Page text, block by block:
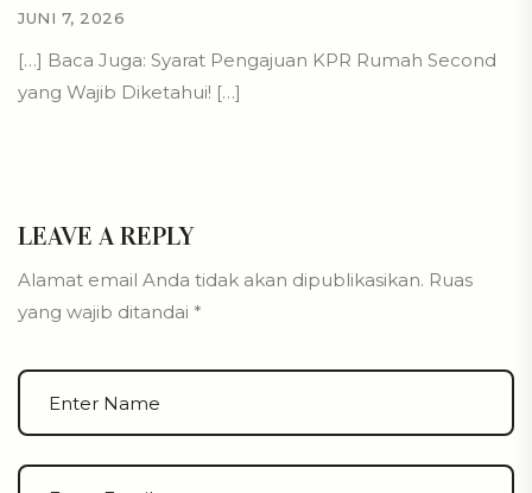
JUNI 7, 2026
[…] Baca Juga: Syarat Pengajuan KPR Rumah Second
yang Wajib Diketahui! […]
LEAVE A REPLY
Alamat email Anda tidak akan dipublikasikan. Ruas
yang wajib ditandai *